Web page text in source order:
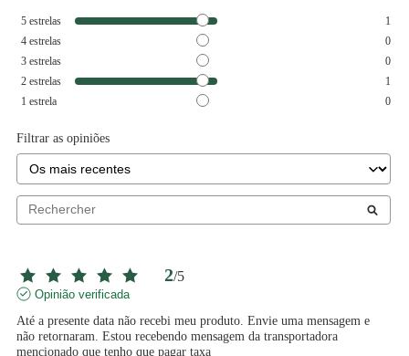
5 estrelas
1
4 estrelas
0
3 estrelas
0
2 estrelas
1
1 estrela 0
Filtrar as opiniões
2/5
Opinião verificada
Até a presente data não recebi meu produto. Envie uma mensagem e
não retornaram. Estou recebendo mensagem da transportadora
mencionado que tenho que pagar taxa